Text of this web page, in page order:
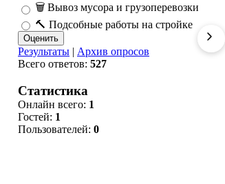
🗑️ Вывоз мусора и грузоперевозки
🔨 Подсобные работы на стройке
Результаты | Архив опросов
Всего ответов: 527
Статистика
Онлайн всего: 1
Гостей: 1
Пользователей: 0